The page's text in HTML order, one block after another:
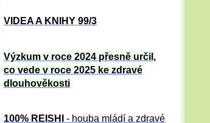
VIDEA A KNIHY 99/3
Výzkum v roce 2024 přesně určil,
co vede v roce 2025 ke zdravé
dlouhověkosti
100% REISHI
- houba mládí a zdravé